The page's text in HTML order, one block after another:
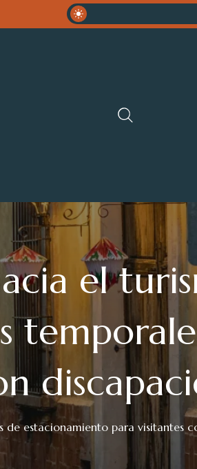
el
estacionamiento para visitantes